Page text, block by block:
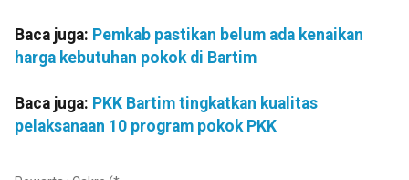
Baca juga: Pemkab pastikan belum ada kenaikan
harga kebutuhan pokok di Bartim
Baca juga: PKK Bartim tingkatkan kualitas
pelaksanaan 10 program pokok PKK